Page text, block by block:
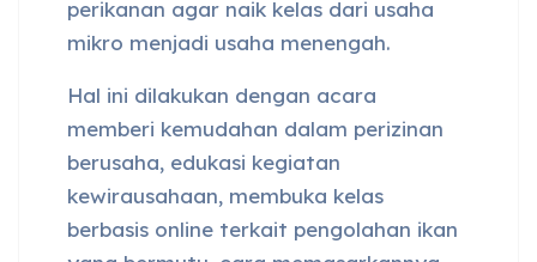
perikanan agar naik kelas dari usaha
mikro menjadi usaha menengah.
Hal ini dilakukan dengan acara
memberi kemudahan dalam perizinan
berusaha, edukasi kegiatan
kewirausahaan, membuka kelas
berbasis online terkait pengolahan ikan